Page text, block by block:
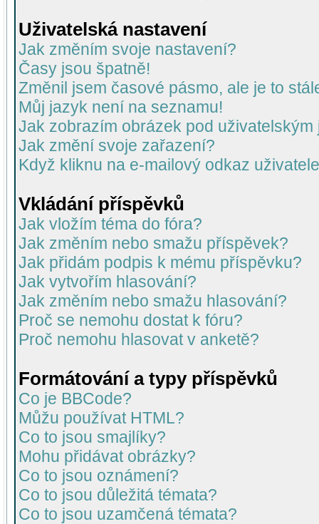
Uživatelská nastavení
Jak změním svoje nastavení?
Časy jsou špatně!
Změnil jsem časové pásmo, ale je to
Můj jazyk není na seznamu!
Jak zobrazím obrázek pod uživatelským
Jak změní svoje zařazení?
Když kliknu na e-mailový odkaz
Vkládání příspěvků
Jak vložím téma do fóra?
Jak změním nebo smažu příspěvek?
Jak přidám podpis k mému příspěvku?
Jak vytvořím hlasování?
Jak změním nebo smažu hlasování?
Proč se nemohu dostat k fóru?
Proč nemohu hlasovat v anketě?
Formátování a typy příspěvků
Co je BBCode?
Můžu používat HTML?
Co to jsou smajlíky?
Mohu přidávat obrázky?
Co to jsou oznámení?
Co to jsou důležitá témata?
Co to jsou uzamčená témata?